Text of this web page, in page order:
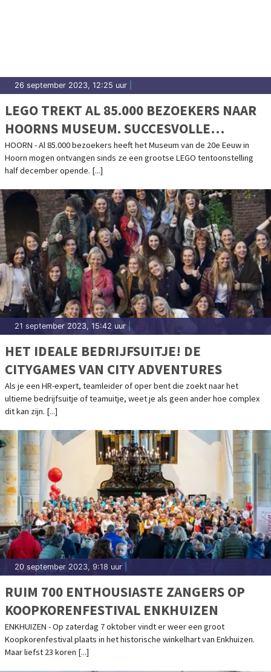
26 september 2023, 12:25 uur
LEGO TREKT AL 85.000 BEZOEKERS NAAR
HOORNS MUSEUM. SUCCESVOLLE
EXPOSITIE WORDT VERLENGD
HOORN - Al 85.000 bezoekers heeft het Museum van de 20e Eeuw in
Hoorn mogen ontvangen sinds ze een grootse LEGO tentoonstelling
half december opende. [...]
21 september 2023, 15:42 uur
HET IDEALE BEDRIJFSUITJE! DE
CITYGAMES VAN CITY ADVENTURES
Als je een HR-expert, teamleider of oper bent die zoekt naar het
ultieme bedrijfsuitje of teamuitje, weet je als geen ander hoe complex
dit kan zijn. [...]
20 september 2023, 9:18 uur
RUIM 700 ENTHOUSIASTE ZANGERS OP
KOOPKORENFESTIVAL ENKHUIZEN
ENKHUIZEN - Op zaterdag 7 oktober vindt er weer een groot
Koopkorenfestival plaats in het historische winkelhart van Enkhuizen.
Maar liefst 23 koren [...]